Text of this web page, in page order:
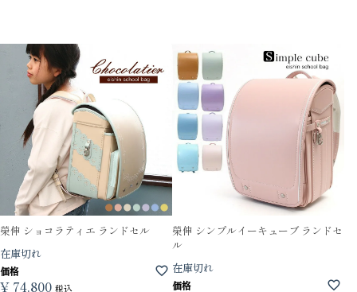
榮伸 ショコラティエ ランドセル
在庫切れ
価格
¥ 74,800 税込
榮伸 シンプルイーキューブ ランドセ
ル
在庫切れ
価格